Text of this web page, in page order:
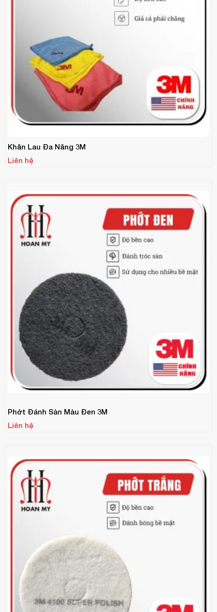
Khăn Lau Đa Năng 3M
Liên hệ
Phớt Đánh Sàn Màu Đen 3M
Liên hệ